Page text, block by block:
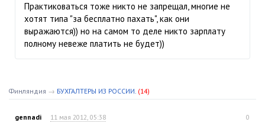
Практиковаться тоже никто не запрещал, многие не
хотят типа "за бесплатно пахать", как они
выражаются)) но на самом то деле никто зарплату
полному невеже платить не будет))
Финляндия → БУХГАЛТЕРЫ ИЗ РОССИИ. (14)
gennadi 11 мая 2012, 05:38 0